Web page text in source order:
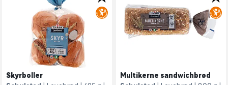
Skyrboller
Multikerne sandwichbrød